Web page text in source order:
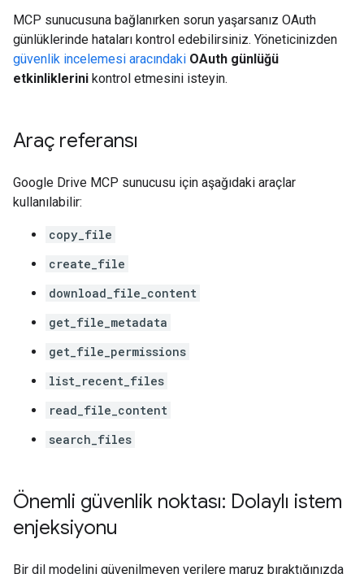
MCP sunucusuna bağlanırken sorun yaşarsanız OAuth
günlüklerinde hataları kontrol edebilirsiniz. Yöneticinizden
güvenlik incelemesi aracındaki OAuth günlüğü
etkinliklerini kontrol etmesini isteyin.
Araç referansı
Google Drive MCP sunucusu için aşağıdaki araçlar
kullanılabilir:
copy_file
create_file
download_file_content
get_file_metadata
get_file_permissions
list_recent_files
read_file_content
search_files
Önemli güvenlik noktası: Dolaylı istem
enjeksiyonu
Bir dil modelini güvenilmeyen verilere maruz bıraktığınızda